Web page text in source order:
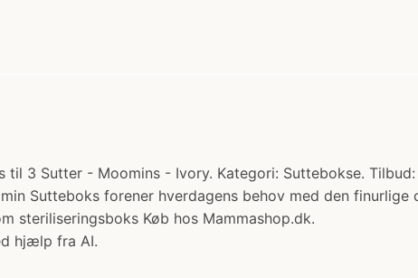
til 3 Sutter - Moomins - Ivory. Kategori: Suttebokse.
Sutteboks forener hverdagens behov med den
steriliseringsboks Køb hos Mammashop.dk.
hjælp fra AI.